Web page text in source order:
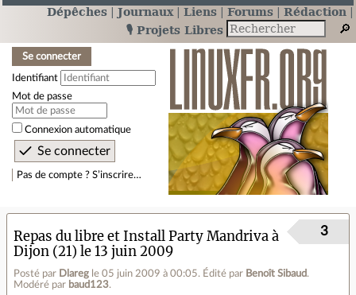
Dépêches Journaux Liens Forums
Rédaction
🎙️ Projets Libres
Se connecter
Identifiant
Mot de passe
Connexion automatique
Pas de compte ? S’inscrire…
Repas du libre et Install Party Mandriva à
Dijon (21) le 13 juin 2009
Posté par Dlareg le 05 juin 2009 à 00:05. Édité par Benoît Sibaud.
Modéré par baud123.
3